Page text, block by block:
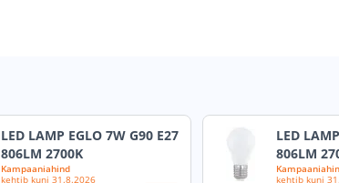
LED LAMP EGLO 7W G90 E27
806LM 2700K
Kampaaniahind
kehtib kuni 31.8.2026
LED
806LM
kehtib kuni